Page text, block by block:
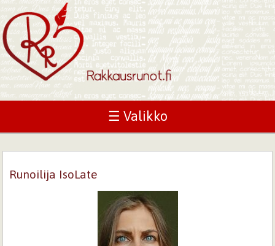
☰ Valikko
Runoilija IsoLate